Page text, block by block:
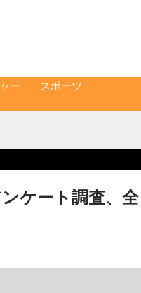
ー
スポーツ
ケート調査、全